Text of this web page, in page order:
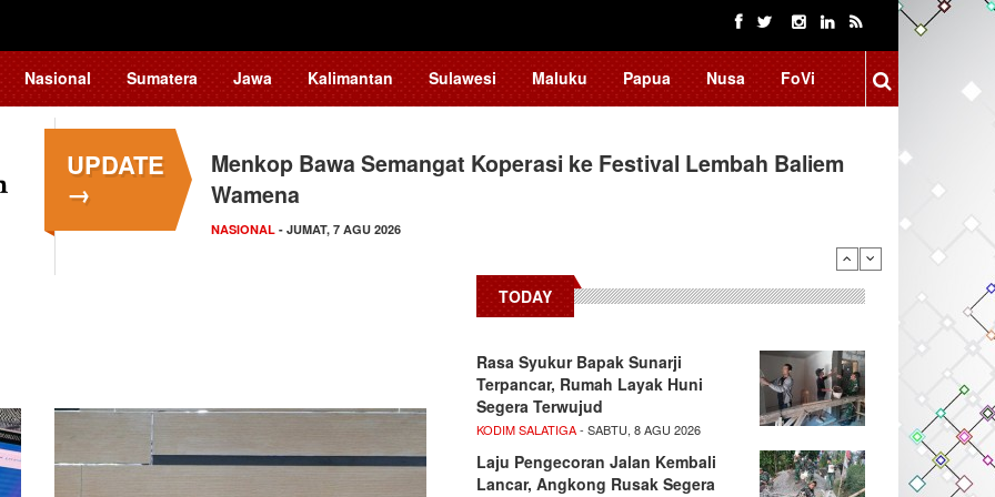
Nasional Sumatera Jawa Kalimantan Sulawesi Maluku Papua Nusa FoVi
UPDATE
→
Menkop Bawa Semangat Koperasi ke Festival Lembah Baliem
Wamena
NASIONAL - JUMAT, 7 AGU 2026
TODAY
Rasa Syukur Bapak Sunarji
Terpancar, Rumah Layak Huni
Segera Terwujud
KODIM SALATIGA- SABTU, 8 AGU 2026
Laju Pengecoran Jalan Kembali
Lancar, Angkong Rusak Segera